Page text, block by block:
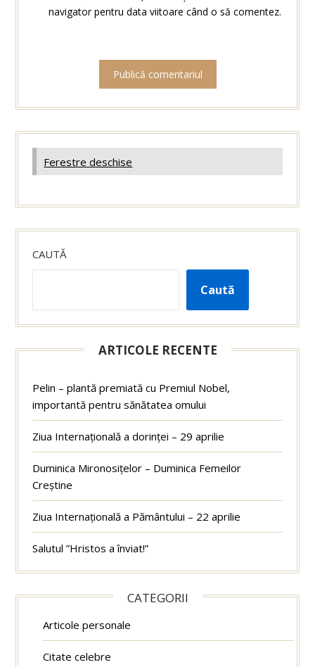
navigator pentru data viitoare când o să comentez.
Ferestre deschise
CAUTĂ
Caută
ARTICOLE RECENTE
Pelin – plantă premiată cu Premiul Nobel,
importantă pentru sănătatea omului
Ziua Internațională a dorinței – 29 aprilie
Duminica Mironosițelor – Duminica Femeilor
Creștine
Ziua Internațională a Pământului – 22 aprilie
Salutul ”Hristos a înviat!”
CATEGORII
Articole personale
Citate celebre